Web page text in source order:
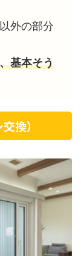
外の部分
基本そう
換）